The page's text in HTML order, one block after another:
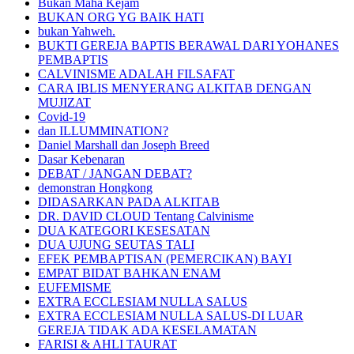
Bukan Maha Kejam
BUKAN ORG YG BAIK HATI
bukan Yahweh.
BUKTI GEREJA BAPTIS BERAWAL DARI YOHANES
PEMBAPTIS
CALVINISME ADALAH FILSAFAT
CARA IBLIS MENYERANG ALKITAB DENGAN
MUJIZAT
Covid-19
dan ILLUMMINATION?
Daniel Marshall dan Joseph Breed
Dasar Kebenaran
DEBAT / JANGAN DEBAT?
demonstran Hongkong
DIDASARKAN PADA ALKITAB
DR. DAVID CLOUD Tentang Calvinisme
DUA KATEGORI KESESATAN
DUA UJUNG SEUTAS TALI
EFEK PEMBAPTISAN (PEMERCIKAN) BAYI
EMPAT BIDAT BAHKAN ENAM
EUFEMISME
EXTRA ECCLESIAM NULLA SALUS
EXTRA ECCLESIAM NULLA SALUS-DI LUAR
GEREJA TIDAK ADA KESELAMATAN
FARISI & AHLI TAURAT